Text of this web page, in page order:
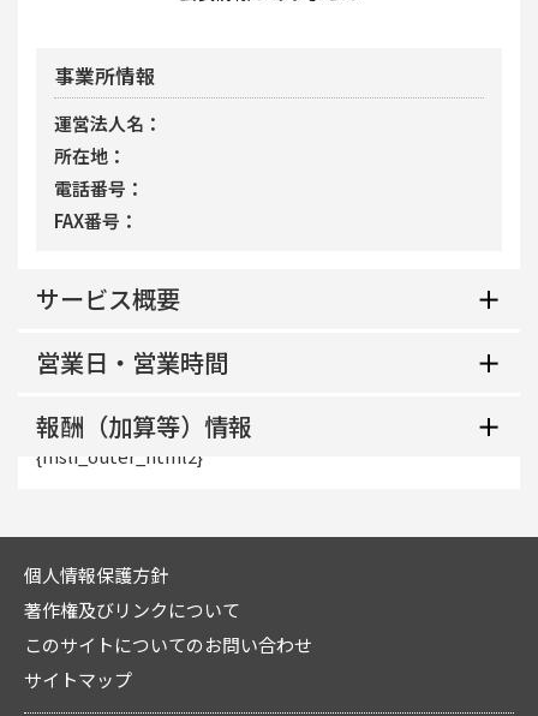
事業所情報
運営法人名
所在地
電話番号
FAX番号
サービス概要
地域生活支援拠点等該当の有無
共生型サービス該当の有無
利用定員
サービス提供地域
概要・特色
営業日・営業時間
平日
日曜
祝日
報酬（加算等）情報
指定管理者制度適用区分
中核機能強化事業所加算
{msli_outer_html2}
個人情報保護方針
著作権及びリンクについて
このサイトについてのお問い合わせ
サイトマップ